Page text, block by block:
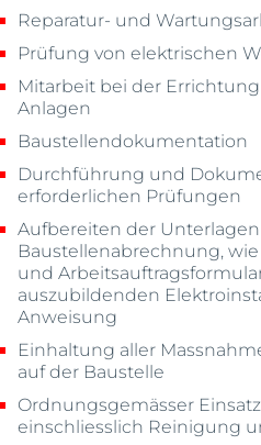
Reparatur- und
Prüfung von elektrischen
Mitarbeit bei der
Anlagen
Baustellendokumentation
Durchführung und
erforderlichen Prüfungen
Aufbereiten der
Baustellenabrechnung,
und
auszubildenden
Anweisung
Einhaltung aller
auf der Baustelle
Ordnungsgemässer
einschliesslich Reinigung